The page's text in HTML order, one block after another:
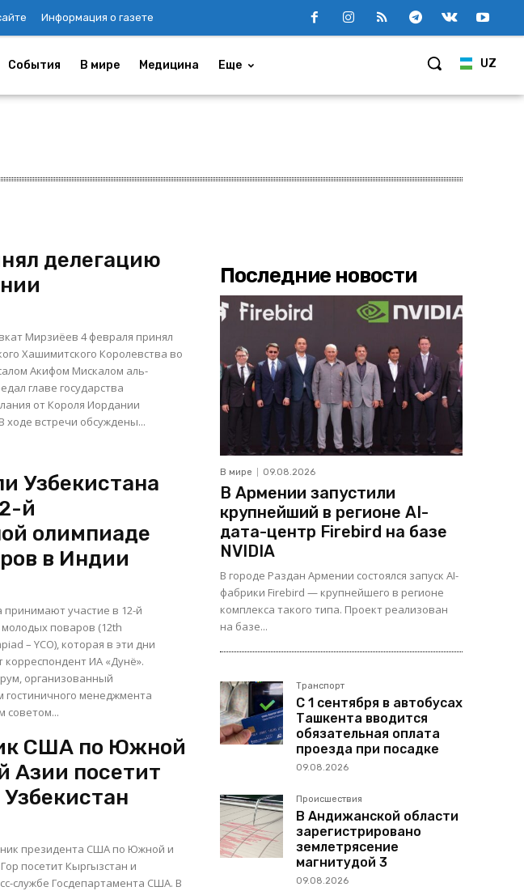
Информация о газете
UZ
События В мире Медицина Еще
делегацию
Мирзиёев 4 февраля принял
Хашимитского Королевства во
Акифом Мискалом аль-
главе государства
от Короля Иордании
Абдаллы II ибн аль-Хусейна. В ходе встречи обсуждены...
Узбекистана
й
олимпиаде
в Индии
принимают участие в 12-й
поваров (12th
– YCO), которая в эти дни
ИА «Дунё».
организованный
менеджмента
советом...
США по Южной
Азии посетит
президента США по Южной и
посетит Кыргызстан и
службе Госдепартамента США. В
Последние новости
В мире 09.08.2026
В Армении запустили
крупнейший в регионе AI-
дата-центр Firebird на базе
NVIDIA
В городе Раздан Армении состоялся запуск AI-
фабрики Firebird — крупнейшего в регионе
комплекса такого типа. Проект реализован
на базе...
Транспорт
С 1 сентября в автобусах
Ташкента вводится
обязательная оплата
проезда при посадке
09.08.2026
Происшествия
В Андижанской области
зарегистрировано
землетрясение
магнитудой 3
09.08.2026